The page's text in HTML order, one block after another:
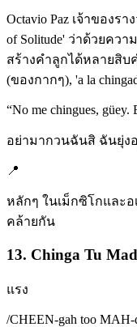
Octavio Paz เจ้าของร
of Solitude' ว่าด้วยค
สร้างคำลูกได้หลายสิบค
(ของกากๆ), 'a la
“No me chingues, güey.
อย่ามากวนฉันสิ ฉันยุ่ง
📍
หลักๆ ในเม็กซิโกและอ
คล้ายกัน
13. Chinga Tu
แรง
/CHEEN-gah too MAH-